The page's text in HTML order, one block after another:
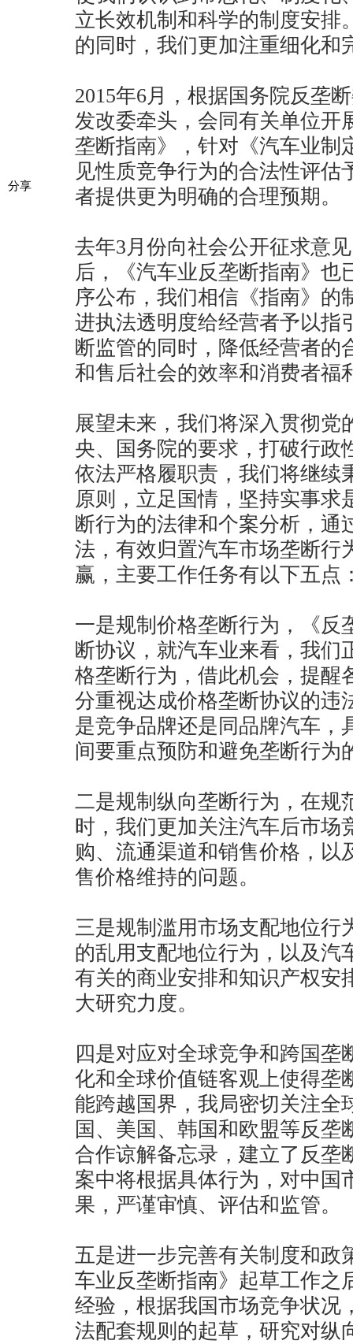
分享
立长效机制和科学的制度安排
的同时，我们更加注重细化和
2015年6月，根据国务院反垄
发改委牵头，会同有关单位开
垄断指南》，针对《汽车业制
见性质竞争行为的合法性评估
者提供更为明确的合理预期。
去年3月份向社会公开征求意
后，《汽车业反垄断指南》也
序公布，我们相信《指南》的
进执法透明度给经营者予以指
断监管的同时，降低经营者的
和售后社会的效率和消费者福
展望未来，我们将深入贯彻党
央、国务院的要求，打破行政
依法严格履职责，我们将继续
原则，立足国情，坚持实事求
断行为的法律和个案分析，通
法，有效归置汽车市场垄断行
赢，主要工作任务有以下五点
一是规制价格垄断行为，《反
断协议，就汽车业来看，我们
格垄断行为，借此机会，提醒
分重视达成价格垄断协议的违
是竞争品牌还是同品牌汽车，
间要重点预防和避免垄断行为
二是规制纵向垄断行为，在规
时，我们更加关注汽车后市场
购、流通渠道和销售价格，以
售价格维持的问题。
三是规制滥用市场支配地位行
的乱用支配地位行为，以及汽
有关的商业安排和知识产权安
大研究力度。
四是对应对全球竞争和跨国垄
化和全球价值链客观上使得垄
能跨越国界，我局密切关注全
国、美国、韩国和欧盟等反垄
合作谅解备忘录，建立了反垄
案中将根据具体行为，对中国
果，严谨审慎、评估和监管。
五是进一步完善有关制度和政
车业反垄断指南》起草工作之
经验，根据我国市场竞争状况
法配套规则的起草，研究对纵